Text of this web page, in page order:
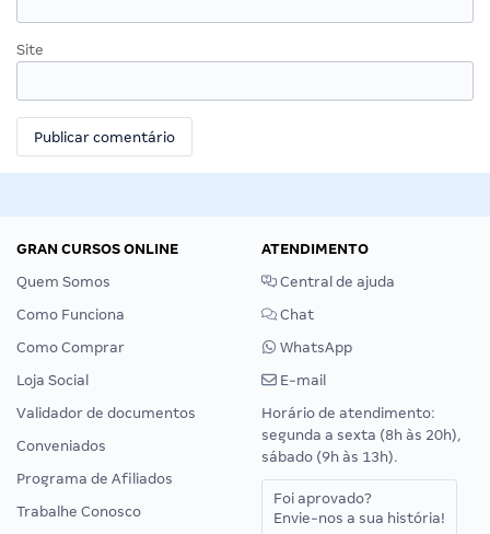
Site
GRAN CURSOS ONLINE
Quem Somos
Como Funciona
Como Comprar
Loja Social
Validador de documentos
Conveniados
Programa de Afiliados
Trabalhe Conosco
ATENDIMENTO
Central de ajuda
Chat
WhatsApp
E-mail
Horário de atendimento:
segunda a sexta (8h às 20h),
sábado (9h às 13h).
Foi aprovado?
Envie-nos a sua história!